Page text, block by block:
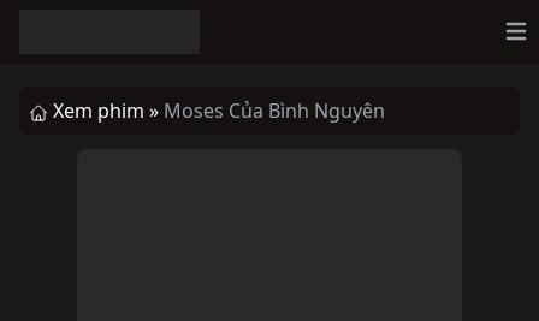
Xem phim » Moses Của Bình Nguyên